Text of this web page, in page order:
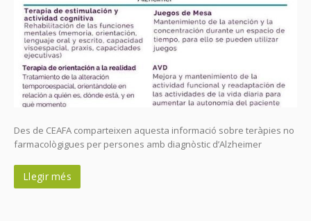
Des de CEAFA comparteixen aquesta informació sobre teràpies no
farmacològigues per persones amb diagnòstic d’Alzheimer
Llegir més